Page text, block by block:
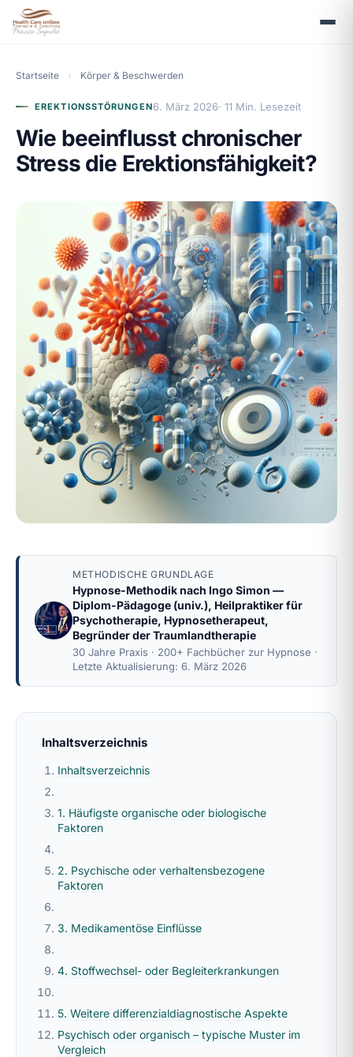
Startseite › Körper & Beschwerden
EREKTIONSSTÖRUNGEN6. März 2026· 11 Min. Lesezeit
Wie beeinflusst chronischer
Stress die Erektionsfähigkeit?
METHODISCHE GRUNDLAGE
Hypnose-Methodik nach Ingo Simon —
Diplom-Pädagoge (univ.), Heilpraktiker für
Psychotherapie, Hypnosetherapeut,
Begründer der Traumlandtherapie
30 Jahre Praxis · 200+ Fachbücher zur Hypnose ·
Letzte Aktualisierung: 6. März 2026
Inhaltsverzeichnis
Inhaltsverzeichnis
1. Häufigste organische oder biologische
Faktoren
2. Psychische oder verhaltensbezogene
Faktoren
3. Medikamentöse Einflüsse
4. Stoffwechsel- oder Begleiterkrankungen
5. Weitere differenzialdiagnostische Aspekte
Psychisch oder organisch – typische Muster im
Vergleich